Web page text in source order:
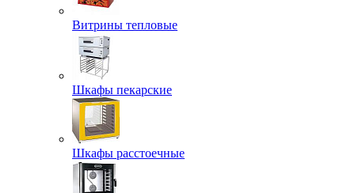
Витрины тепловые
Шкафы пекарские
Шкафы расстоечные